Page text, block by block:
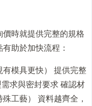
時就提供完整的規格
助於加快流程：
模具更快） 提供完整
求與密封要求 確認材
工藝） 資料越齊全，